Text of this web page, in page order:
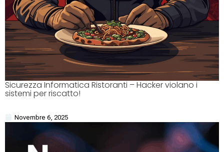
Sicurezza Informatica Ristoranti – Hacker violano i
sistemi per riscatto!
Novembre 6, 2025